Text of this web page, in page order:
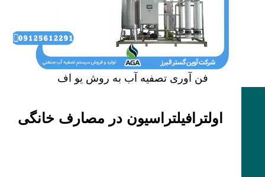
فن آوری تصفیه آب به روش یو اف
اولترافیلتراسیون در مصارف خانگی